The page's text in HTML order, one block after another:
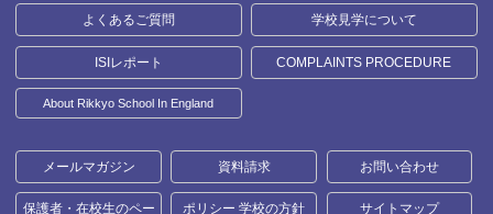
よくあるご質問 学校見学について
ISIレポート COMPLAINTS PROCEDURE
About Rikkyo School In England
メールマガジン 資料請求 お問い合わせ
保護者・在校生のペー
ポリシー 学校の方針 サイトマップ